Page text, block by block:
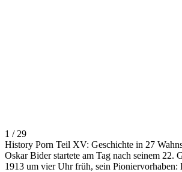
1 / 29
History Porn Teil XV: Geschichte in 27
Oskar Bider startete am Tag nach seinem 22.
1913 um vier Uhr früh, sein Pioniervorhaben: